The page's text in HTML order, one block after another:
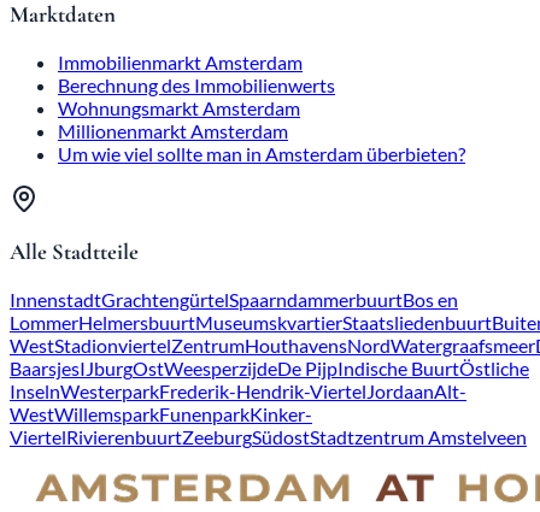
Marktdaten
Immobilienmarkt Amsterdam
Berechnung des Immobilienwerts
Wohnungsmarkt Amsterdam
Millionenmarkt Amsterdam
Um wie viel sollte man in Amsterdam überbieten?
Alle Stadtteile
InnenstadtGrachtengürtelSpaarndammerbuurtBos en
LommerHelmersbuurtMuseumskvartierStaatsliedenbuurt
WestStadionviertelZentrumHouthavensNordWatergraafsmeer
BaarsjesIJburgOstWeesperzijdeDe PijpIndische BuurtÖstliche
InselnWesterparkFrederik-Hendrik-ViertelJordaanAlt-
WestWillemsparkFunenparkKinker-
ViertelRivierenbuurtZeeburgSüdostStadtzentrum Amstelveen